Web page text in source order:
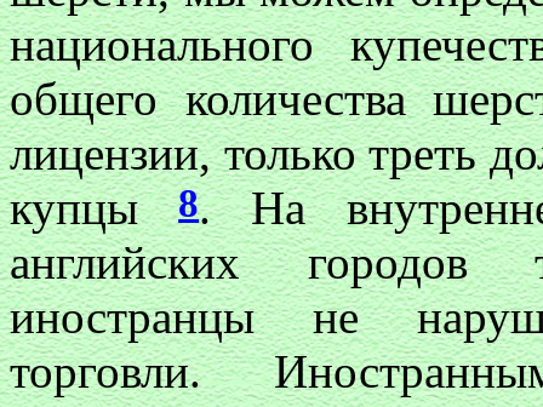
национального
общего количества
лицензии, только треть
купцы8. На
английских городов
иностранцы не
торговли.